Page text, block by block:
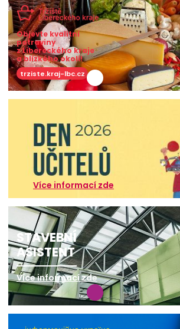
Objevte kvalitní
potraviny
z Libereckého kraje
a blízkého okolí!
trziste.kraj-lbc.cz
Více informací zde
STAVEBNÍ
ASISTENT
Více informací zde